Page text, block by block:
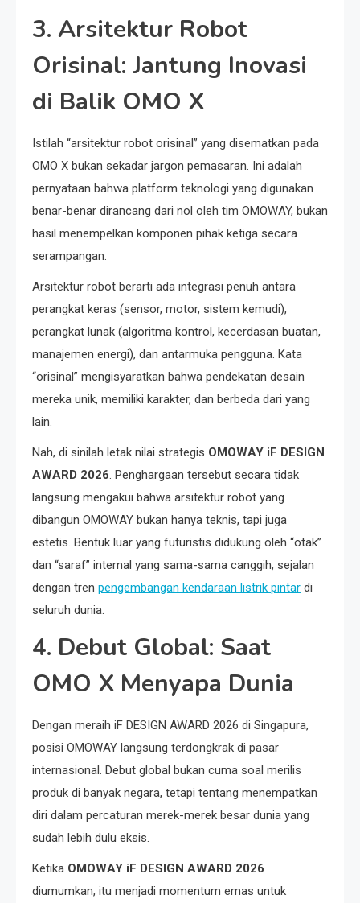
3. Arsitektur Robot
Orisinal: Jantung Inovasi
di Balik OMO X
Istilah “arsitektur robot orisinal” yang disematkan pada
OMO X bukan sekadar jargon pemasaran. Ini adalah
pernyataan bahwa platform teknologi yang digunakan
benar-benar dirancang dari nol oleh tim OMOWAY, bukan
hasil menempelkan komponen pihak ketiga secara
serampangan.
Arsitektur robot berarti ada integrasi penuh antara
perangkat keras (sensor, motor, sistem kemudi),
perangkat lunak (algoritma kontrol, kecerdasan buatan,
manajemen energi), dan antarmuka pengguna. Kata
“orisinal” mengisyaratkan bahwa pendekatan desain
mereka unik, memiliki karakter, dan berbeda dari yang
lain.
Nah, di sinilah letak nilai strategis OMOWAY iF DESIGN
AWARD 2026. Penghargaan tersebut secara tidak
langsung mengakui bahwa arsitektur robot yang
dibangun OMOWAY bukan hanya teknis, tapi juga
estetis. Bentuk luar yang futuristis didukung oleh “otak”
dan “saraf” internal yang sama-sama canggih, sejalan
dengan tren pengembangan kendaraan listrik pintar di
seluruh dunia.
4. Debut Global: Saat
OMO X Menyapa Dunia
Dengan meraih iF DESIGN AWARD 2026 di Singapura,
posisi OMOWAY langsung terdongkrak di pasar
internasional. Debut global bukan cuma soal merilis
produk di banyak negara, tetapi tentang menempatkan
diri dalam percaturan merek-merek besar dunia yang
sudah lebih dulu eksis.
Ketika OMOWAY iF DESIGN AWARD 2026
diumumkan, itu menjadi momentum emas untuk